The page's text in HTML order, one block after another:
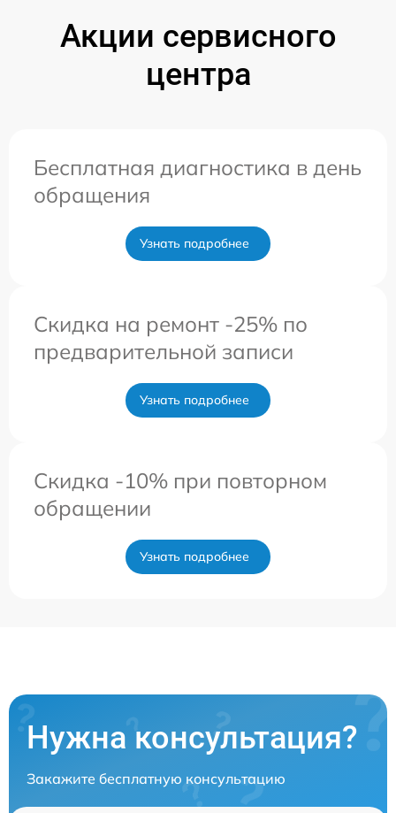
Акции сервисного
центра
Бесплатная диагностика в день
обращения
Узнать подробнее
Скидка на ремонт -25% по
предварительной записи
Узнать подробнее
Скидка -10% при повторном
обращении
Узнать подробнее
Нужна консультация?
Закажите бесплатную консультацию